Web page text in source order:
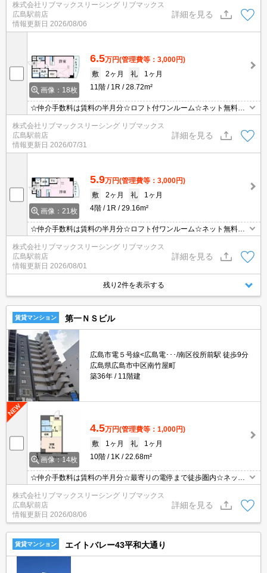
ートロックで防犯面も安心☆近隣のスーパーやコンビニまで徒歩圏
内でお買い物らくらく☆彡
株式会社リブマックスリーシング リブマックス
広島駅前店
情報更新日 2026/08/06
詳細を見る
画像：18枚
6.5万円(管理費等：3,000円)
敷
2ヶ月 礼
1ヶ月
11階
1R 28.72m²
☆仲介手数料は賃料の半月分☆ロフト付ワンルーム☆ネット無料☆
ーパー・コンビニがあり住環境良好です☆便利な宅配ボックスあり
☆彡
株式会社リブマックスリーシング リブマックス
広島駅前店
情報更新日 2026/07/31
詳細を見る
画像：21枚
5.9万円(管理費等：3,000円)
敷
2ヶ月 礼
1ヶ月
4階
1R 29.16m²
☆仲介手数料は賃料の半月分☆ロフト付ワンルーム☆ネット無料☆
心☆近隣にスーパー・コンビニがあり住環境良好です☆宅配ボック
スあり☆彡
株式会社リブマックスリーシング リブマックス
広島駅前店
情報更新日 2026/08/01
詳細を見る
残り2件を表示する
賃貸マンション 第一ＮＳビル
広島市電５号線<広島電･･･/南区役所前駅 徒歩9分
広島県広島市中区南竹屋町
築36年
11階建
画像：14枚
4.5万円(管理費等：1,000円)
敷
1ヶ月 礼
1ヶ月
10階
1K 22.68m²
☆仲介手数料は賃料の半月分☆最寄りの電停まで徒歩圏内☆ネット
は安心♪バス・トイレ別☆近隣のスーパーやコンビニまで徒歩圏内で
お買い物らくらく☆彡
株式会社リブマックスリーシング リブマックス
広島駅前店
情報更新日 2026/08/06
詳細を見る
賃貸マンション エイトバレー43平和大通り